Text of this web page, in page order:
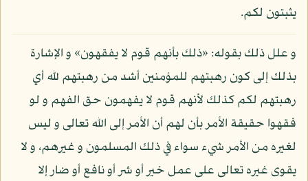
يثبتون لكم.
و علل ذلك بقوله: «ذلك بأنهم قوم لا يفقهون» و الإشارة
بذلك إلى كون رهبتهم للمؤمنين أشد من رهبتهم لله أي
رهبتهم لكم كذلك لأنهم قوم لا يفهمون حق الفهم و لو
فقهوا حقيقة الأمر بأن لهم أن الأمر إلى الله تعالى و ليس
لغيره من الأمر شيء سواء في ذلك المسلمون و غيرهم، و لا
يقوى غيره تعالى على عمل خير أو شر أو نافع أو ضار إلا